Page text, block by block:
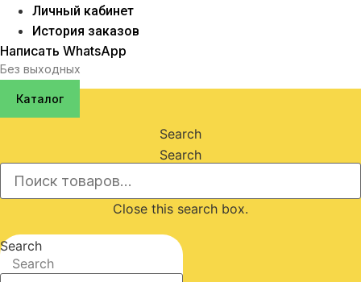
Личный кабинет
История заказов
Написать WhatsApp
Без выходных
Каталог
Search
Search
Close this search box.
Search
Search